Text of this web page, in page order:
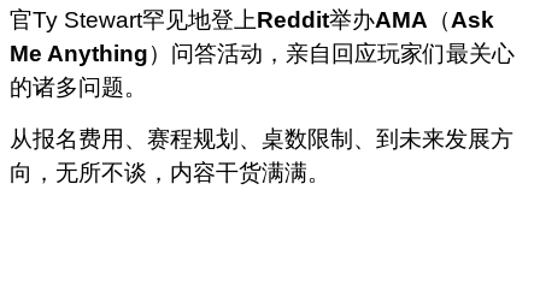
官Ty Stewart罕见地登上Reddit举办AMA （Ask
Me Anything）问答活动，亲自回应玩家们最关心
的诸多问题。
从报名费用、赛程规划、桌数限制、到未来发展方
向，无所不谈，内容干货满满。